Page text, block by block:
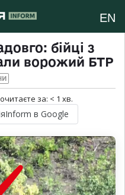
EN
бійці з
ворожий БТР
за: < 1 хв.
в Google